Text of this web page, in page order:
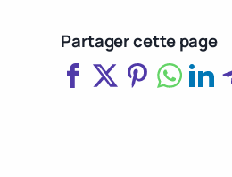
Partager cette page